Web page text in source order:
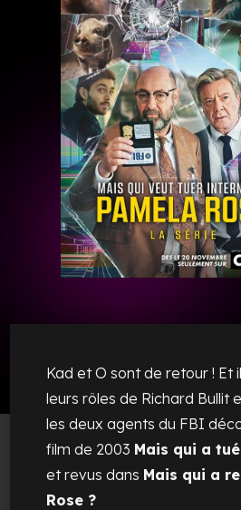
Kad et O sont de retour ! Et
leurs rôles de Richard Bullit
les deux agents du FBI
film de 2003 Mais qui a
et revus dans Mais qui a
Rose ?